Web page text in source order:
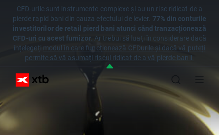
CFD-urile sunt instrumente complexe și au un risc ridicat de a
pierde rapid bani din cauza efectului de levier. 77% din conturile
investitorilor de retail pierd bani atunci când tranzacționează
CFD-uri cu acest furnizor. Ar trebui să luați în considerare dacă
înțelegeți modul în care funcționează CFDurile și dacă vă puteți
permite să vă asumați riscul ridicat de a vă pierde banii.